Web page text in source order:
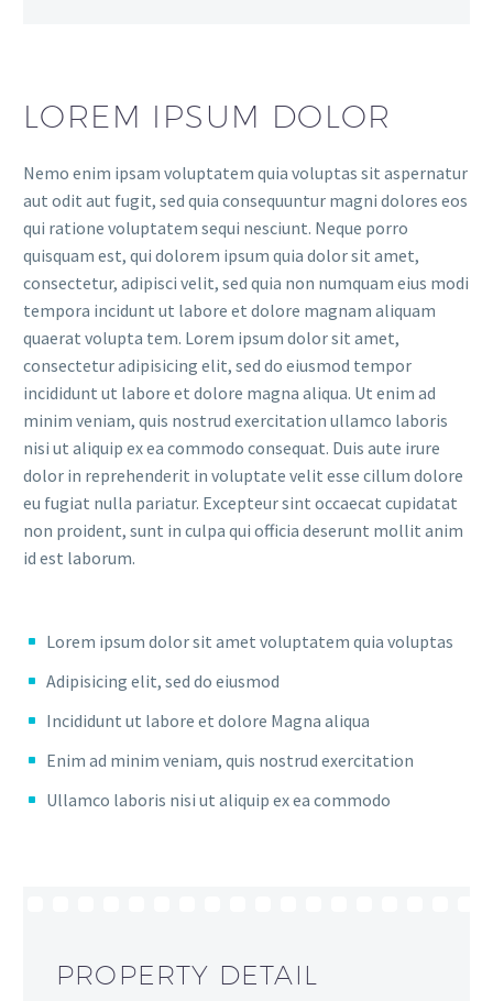
LOREM IPSUM DOLOR
Nemo enim ipsam voluptatem quia voluptas sit aspernatur
aut odit aut fugit, sed quia consequuntur magni dolores eos
qui ratione voluptatem sequi nesciunt. Neque porro
quisquam est, qui dolorem ipsum quia dolor sit amet,
consectetur, adipisci velit, sed quia non numquam eius modi
tempora incidunt ut labore et dolore magnam aliquam
quaerat volupta tem. Lorem ipsum dolor sit amet,
consectetur adipisicing elit, sed do eiusmod tempor
incididunt ut labore et dolore magna aliqua. Ut enim ad
minim veniam, quis nostrud exercitation ullamco laboris
nisi ut aliquip ex ea commodo consequat. Duis aute irure
dolor in reprehenderit in voluptate velit esse cillum dolore
eu fugiat nulla pariatur. Excepteur sint occaecat cupidatat
non proident, sunt in culpa qui officia deserunt mollit anim
id est laborum.
Lorem ipsum dolor sit amet voluptatem quia voluptas
Adipisicing elit, sed do eiusmod
Incididunt ut labore et dolore Magna aliqua
Enim ad minim veniam, quis nostrud exercitation
Ullamco laboris nisi ut aliquip ex ea commodo
PROPERTY DETAIL